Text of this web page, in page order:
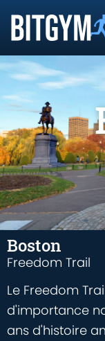
Boston
Freedom Trail
Le Freedom
d'importance
ans d'histoire